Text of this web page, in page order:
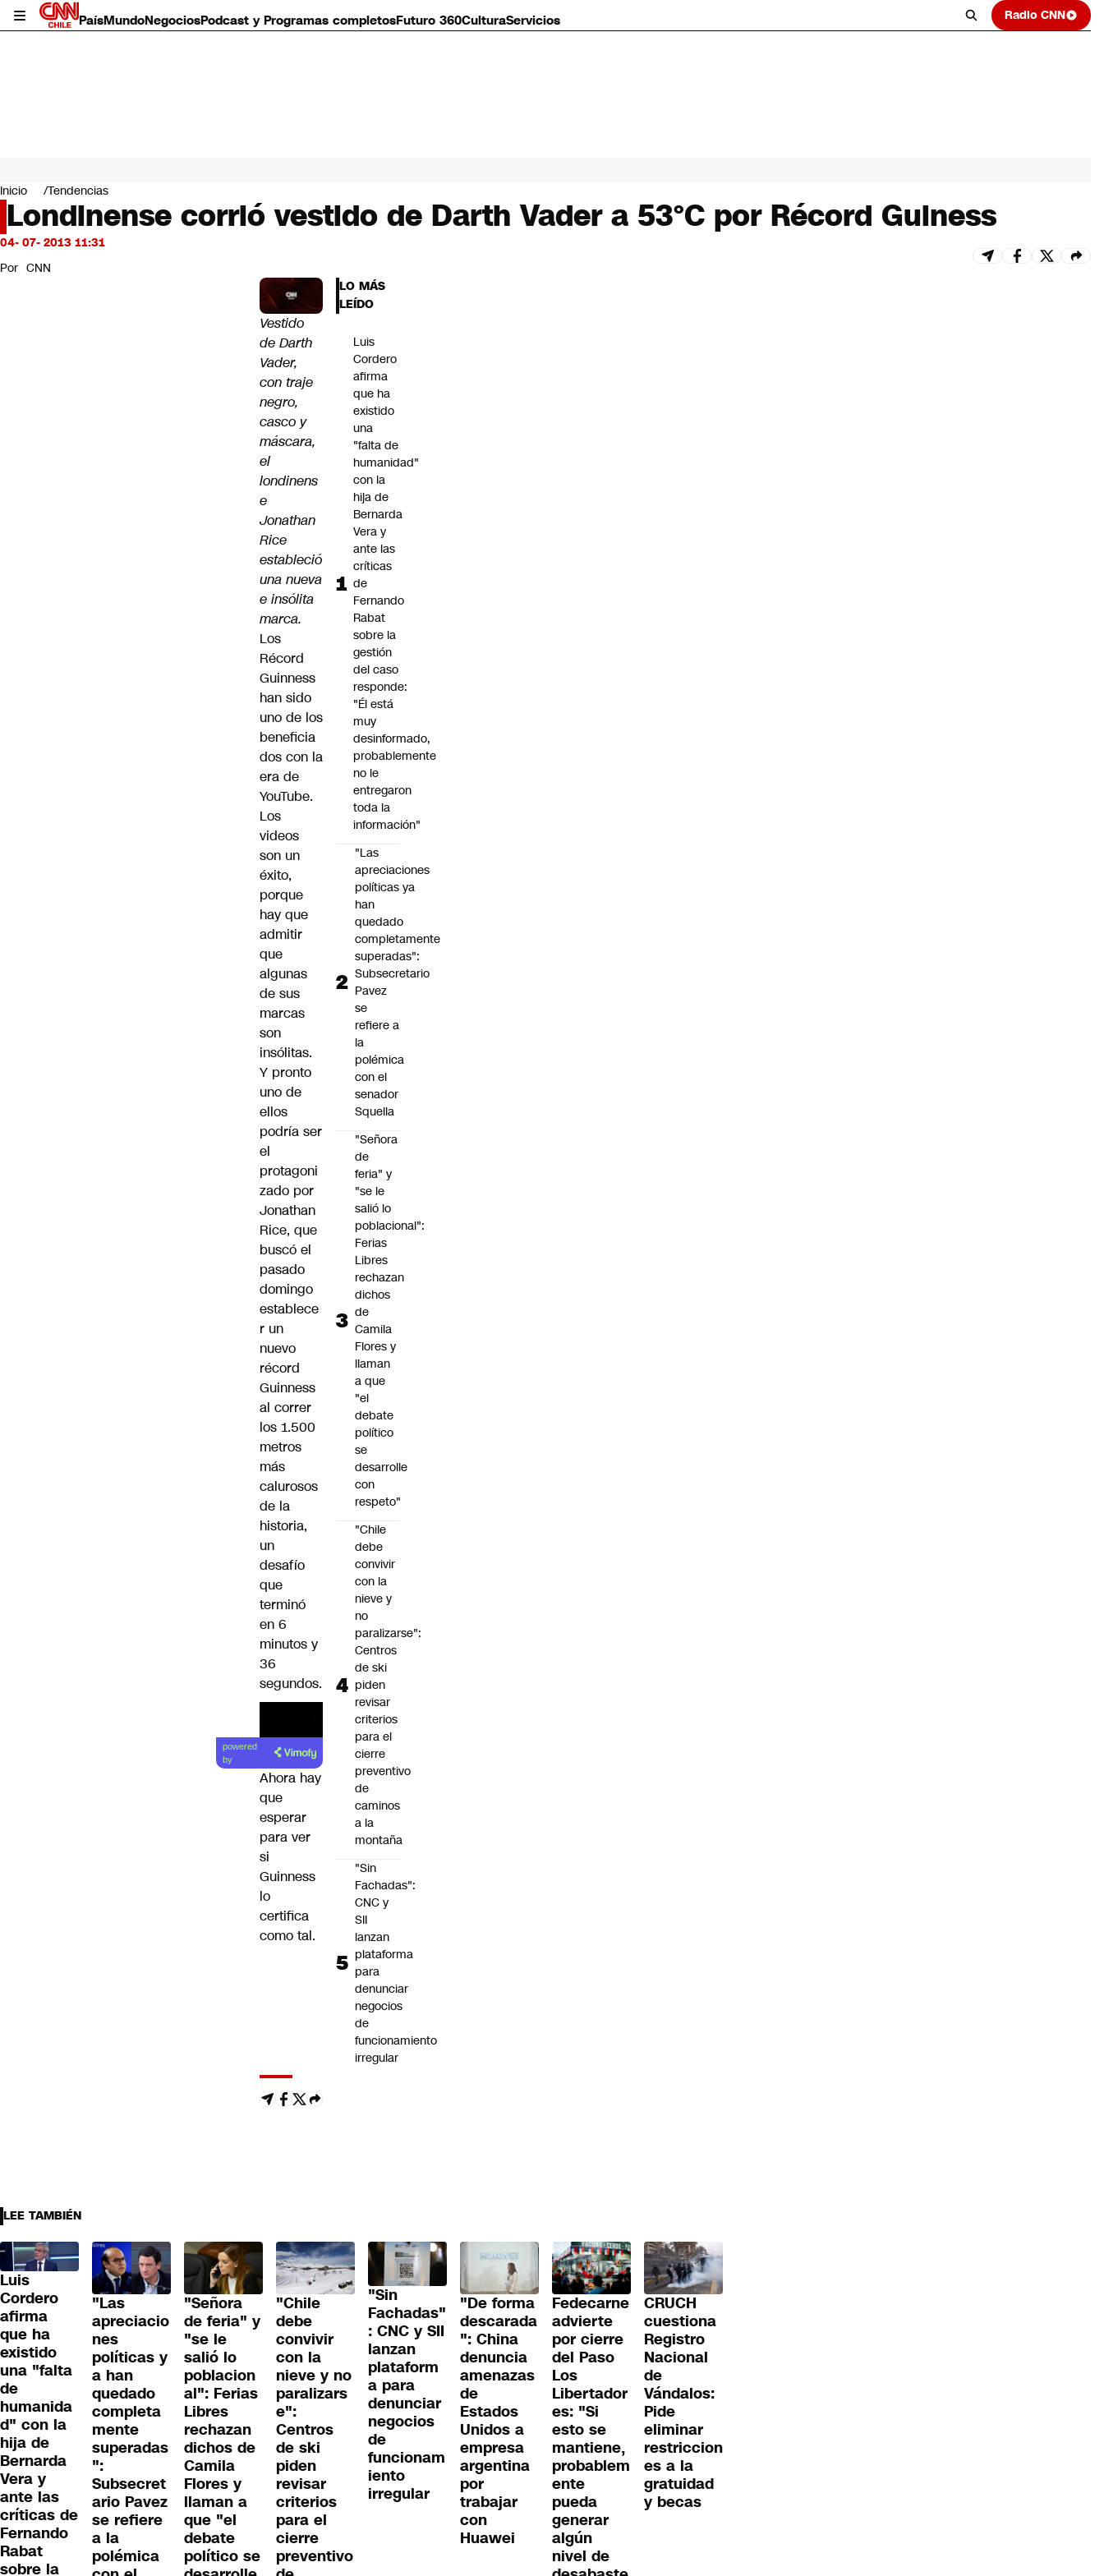
PaísMundoNegociosPodcast y Programas completosFuturo 360CulturaServicios Radio CNN
Mundo
Negocios
Deportes
Programas completos
Servicios
Inicio Tendencias
Londinense corrió vestido de Darth Vader a 53°C por Récord Guiness
04- 07- 2013 11:31
Por CNN
Vestido
de Darth
Vader,
con traje
negro,
casco y
máscara,
el
londinens
e
Jonathan
Rice
estableció
una nueva
e insólita
marca.
Los
Récord
Guinness
han sido
uno de los
beneficia
dos con la
era de
YouTube.
Los
videos
son un
éxito,
porque
hay que
admitir
que
algunas
de sus
marcas
son
insólitas.
Y pronto
uno de
ellos
podría ser
el
protagoni
zado por
Jonathan
Rice, que
buscó el
pasado
domingo
establece
r un
nuevo
récord
Guinness
al correr
los 1.500
metros
más
calurosos
de la
historia,
un
desafío
que
terminó
en 6
minutos y
36
segundos.
powered
by
Ahora hay
que
esperar
para ver
si
Guinness
lo
certifica
como tal.
LO MÁS
LEÍDO
Luis
Cordero
afirma
que ha
existido
una
"falta de
humanidad"
con la
hija de
Bernarda
Vera y
ante las
críticas
de
Fernando
Rabat
sobre la
gestión
del caso
responde:
"Él está
muy
desinformado,
probablemente
no le
entregaron
toda la
información"
"Las
apreciaciones
políticas ya
han
quedado
completamente
superadas":
Subsecretario
Pavez
se
refiere a
la
polémica
con el
senador
Squella
"Señora
de
feria" y
"se le
salió lo
poblacional":
Ferias
Libres
rechazan
dichos
de
Camila
Flores y
llaman
a que
"el
debate
político
se
desarrolle
con
respeto"
"Chile
debe
convivir
con la
nieve y
no
paralizarse":
Centros
de ski
piden
revisar
criterios
para el
cierre
preventivo
de
caminos
a la
montaña
"Sin
Fachadas":
CNC y
SII
lanzan
plataforma
para
denunciar
negocios
de
funcionamiento
irregular
LEE TAMBIÉN
Luis
Cordero
afirma
que ha
existido
una "falta
de
humanida
d" con la
hija de
Bernarda
Vera y
ante las
críticas de
Fernando
Rabat
sobre la
"Las
apreciacio
nes
políticas y
a han
quedado
completa
mente
superadas
":
Subsecret
ario Pavez
se refiere
a la
polémica
"Señora
de feria" y
"se le
salió lo
poblacion
al": Ferias
Libres
rechazan
dichos de
Camila
Flores y
llaman a
que "el
debate
político se
"Chile
debe
convivir
con la
nieve y no
paralizars
e":
Centros
de ski
piden
revisar
criterios
para el
cierre
preventivo
"Sin
Fachadas"
: CNC y SII
lanzan
plataform
a para
denunciar
negocios
de
funcionam
iento
irregular
"De forma
descarada
": China
denuncia
amenazas
de
Estados
Unidos a
empresa
argentina
por
trabajar
con
Huawei
Fedecarne
advierte
por cierre
del Paso
Los
Libertador
es: "Si
esto se
mantiene,
probablem
ente
pueda
generar
algún
nivel de
CRUCH
cuestiona
Registro
Nacional
de
Vándalos:
Pide
eliminar
restriccion
es a la
gratuidad
y becas